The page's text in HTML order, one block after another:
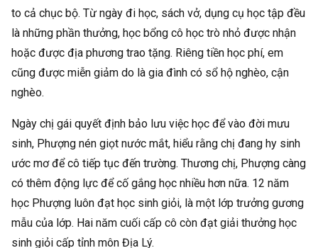
to cả chục bộ. Từ ngày đi học, sách vở, dụng cụ học tập đều
là những phần thưởng, học bổng cô học trò nhỏ được nhận
hoặc được địa phương trao tặng. Riêng tiền học phí, em
cũng được miễn giảm do là gia đình có sổ hộ nghèo, cận
nghèo.
Ngày chị gái quyết định bảo lưu việc học để vào đời mưu
sinh, Phượng nén giọt nước mắt, hiểu rằng chị đang hy sinh
ước mơ để cô tiếp tục đến trường. Thương chị, Phượng càng
có thêm động lực để cố gắng học nhiều hơn nữa. 12 năm
học Phượng luôn đạt học sinh giỏi, là một lớp trưởng gương
mẫu của lớp. Hai năm cuối cấp cô còn đạt giải thưởng học
sinh giỏi cấp tỉnh môn Địa Lý.